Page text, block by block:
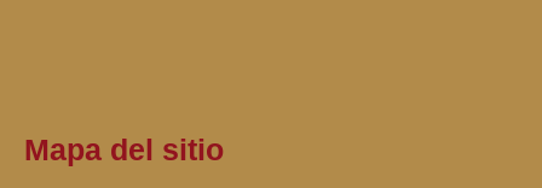
Mapa del sitio